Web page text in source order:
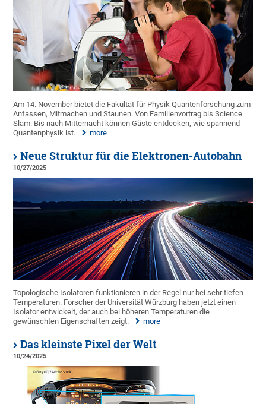
Am 14. November bietet die Fakultät für Physik Quantenforschung zum
Anfassen, Mitmachen und Staunen. Von Familienvortrag bis Science
Slam: Bis nach Mitternacht können Gäste entdecken, wie spannend
Quantenphysik ist.
more
Neue Struktur für die Elektronen-Autobahn
10/27/2025
Topologische Isolatoren funktionieren in der Regel nur bei sehr tiefen
Temperaturen. Forscher der Universität Würzburg haben jetzt einen
Isolator entwickelt, der auch bei höheren Temperaturen die
gewünschten Eigenschaften zeigt.
more
Das kleinste Pixel der Welt
10/24/2025